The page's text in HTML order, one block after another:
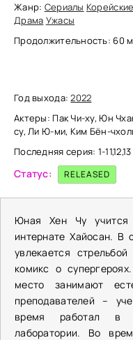
Жанр: Сериалы Корейские
Драма Ужасы
Продолжительность: 60
Год выхода:2022
Актеры: Пак Чи-ху, Юн
су, Ли Ю-ми, Ким Бён-
Последняя серия: 1-
Статус: RELEASED
Юная Хен Чу учится
интернате Хайосан. В
увлекается
комикс о
место занимают
преподавателей –
время работал в
лаборатории. Во